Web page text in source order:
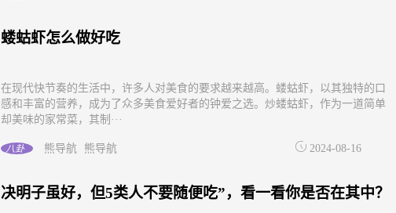
蝼蛄虾怎么做好吃
在现代快节奏的生活中，许多人对美食的要求越来越高。蝼蛄虾，以其独特的口
感和丰富的营养，成为了众多美食爱好者的钟爱之选。炒蝼蛄虾，作为一道简单
却美味的家常菜，其制···
八卦 熊导航 熊导航 2024-08-16
决明子虽好，但5类人不要随便吃”，看一看你是否在其中？